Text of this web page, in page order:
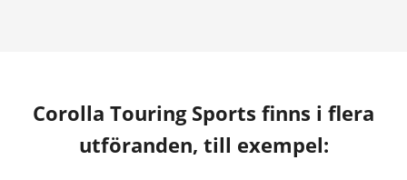
Corolla Touring Sports finns i flera
utföranden, till exempel: